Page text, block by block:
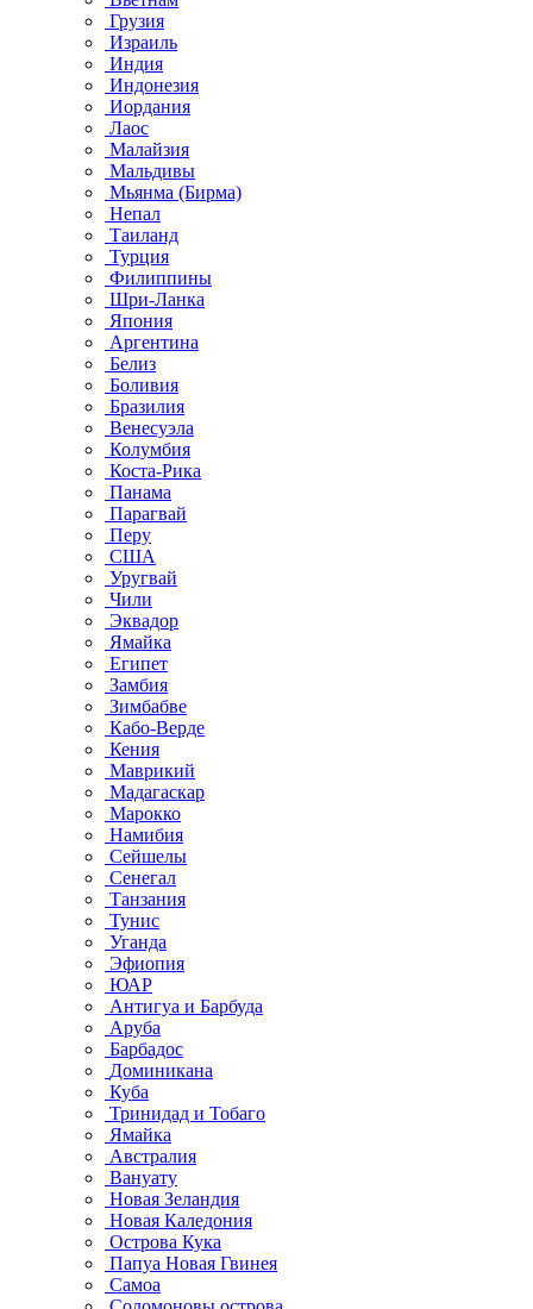
Грузия
Израиль
Индия
Индонезия
Иордания
Лаос
Малайзия
Мальдивы
Мьянма (Бирма)
Непал
Таиланд
Турция
Филиппины
Шри-Ланка
Япония
Аргентина
Белиз
Боливия
Бразилия
Венесуэла
Колумбия
Коста-Рика
Панама
Парагвай
Перу
США
Уругвай
Чили
Эквадор
Ямайка
Египет
Замбия
Зимбабве
Кабо-Верде
Кения
Маврикий
Мадагаскар
Марокко
Намибия
Сейшелы
Сенегал
Танзания
Тунис
Уганда
Эфиопия
ЮАР
Антигуа и Барбуда
Аруба
Барбадос
Доминикана
Куба
Тринидад и Тобаго
Ямайка
Австралия
Вануату
Новая Зеландия
Новая Каледония
Острова Кука
Папуа Новая Гвинея
Самоа